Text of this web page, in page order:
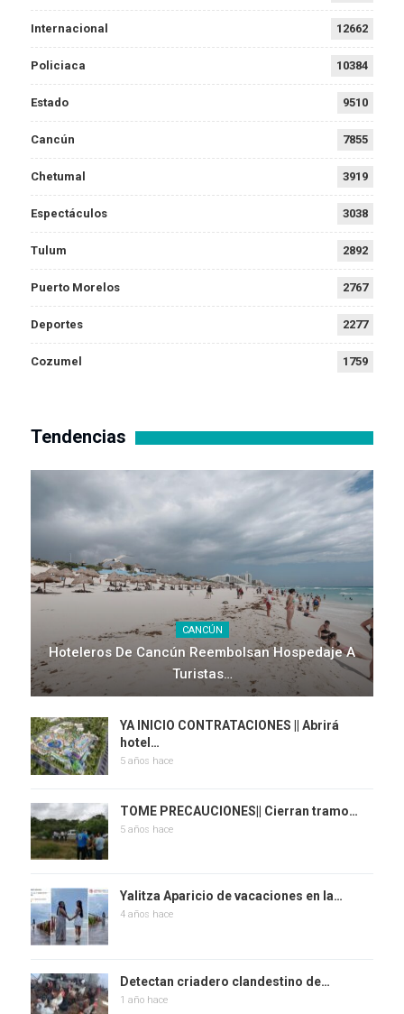
Internacional 12662
Policiaca 10384
Estado 9510
Cancún 7855
Chetumal 3919
Espectáculos 3038
Tulum 2892
Puerto Morelos 2767
Deportes 2277
Cozumel 1759
Tendencias
CANCÚN
Hoteleros De Cancún Reembolsan Hospedaje A
Turistas…
YA INICIO CONTRATACIONES || Abrirá
hotel…
5 años hace
TOME PRECAUCIONES|| Cierran tramo…
5 años hace
Yalitza Aparicio de vacaciones en la…
4 años hace
Detectan criadero clandestino de…
1 año hace